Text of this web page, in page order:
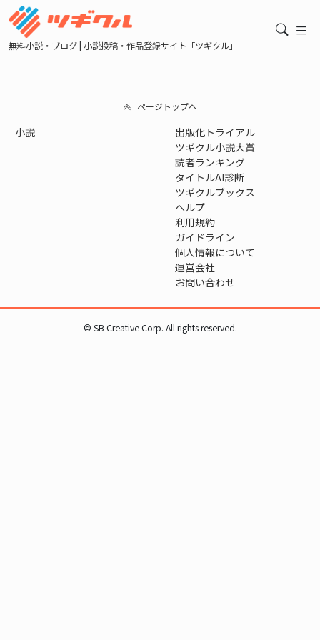
無料小説・ブログ | 小説投稿・作品登録サイト「ツギクル」
ページトップへ
小説
出版化トライアル
ツギクル小説大賞
読者ランキング
タイトルAI診断
ツギクルブックス
ヘルプ
利用規約
ガイドライン
個人情報について
運営会社
お問い合わせ
© SB Creative Corp. All rights reserved.